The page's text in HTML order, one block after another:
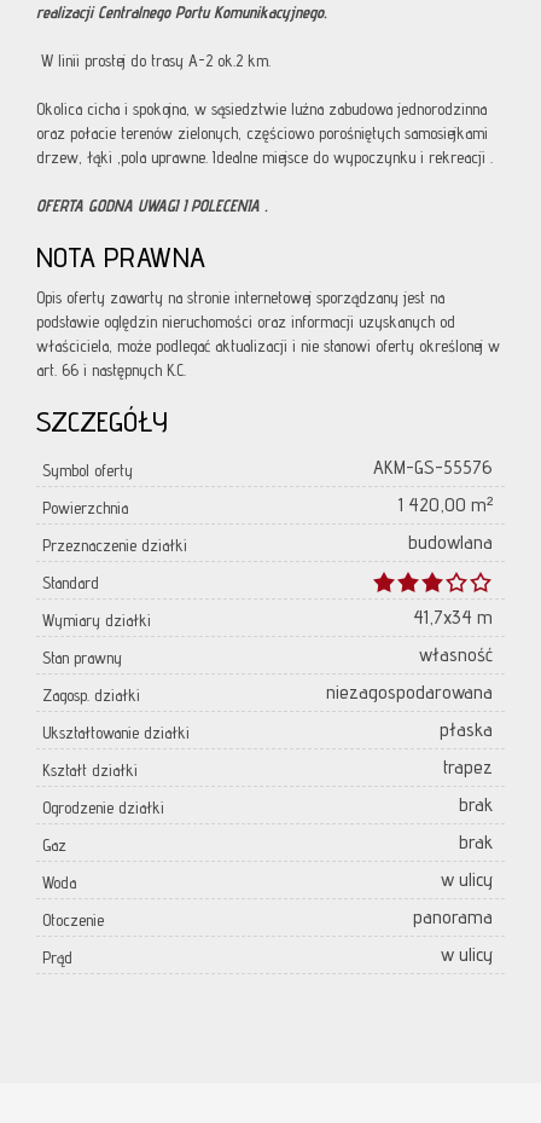
realizacji Centralnego Portu Komunikacyjnego.
W linii prostej do trasy A-2 ok.2 km.
Okolica cicha i spokojna, w sąsiedztwie luźna zabudowa jednorodzinna
oraz połacie terenów zielonych, częściowo porośniętych samosiejkami
drzew, łąki ,pola uprawne. Idealne miejsce do wypoczynku i rekreacji .
OFERTA GODNA UWAGI I POLECENIA .
NOTA PRAWNA
Opis oferty zawarty na stronie internetowej sporządzany jest na
podstawie oględzin nieruchomości oraz informacji uzyskanych od
właściciela, może podlegać aktualizacji i nie stanowi oferty określonej w
art. 66 i następnych K.C.
SZCZEGÓŁY
Symbol oferty AKM-GS-55576
Powierzchnia 1 420,00 m²
Przeznaczenie działki budowlana
Standard
Wymiary działki
41,7x34 m
Stan prawny własność
Zagosp. działki niezagospodarowana
Ukształtowanie działki płaska
Kształt działki trapez
Ogrodzenie działki brak
Gaz brak
Woda w ulicy
Otoczenie panorama
Prąd w ulicy